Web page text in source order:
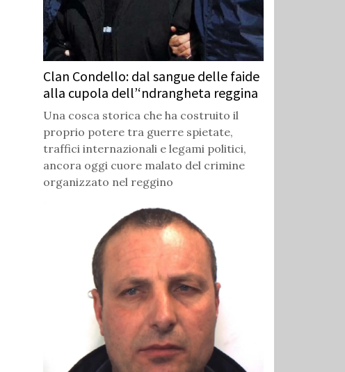
Clan Condello: dal sangue delle faide
alla cupola dell’‘ndrangheta reggina
Una cosca storica che ha costruito il
proprio potere tra guerre spietate,
traffici internazionali e legami politici,
ancora oggi cuore malato del crimine
organizzato nel reggino